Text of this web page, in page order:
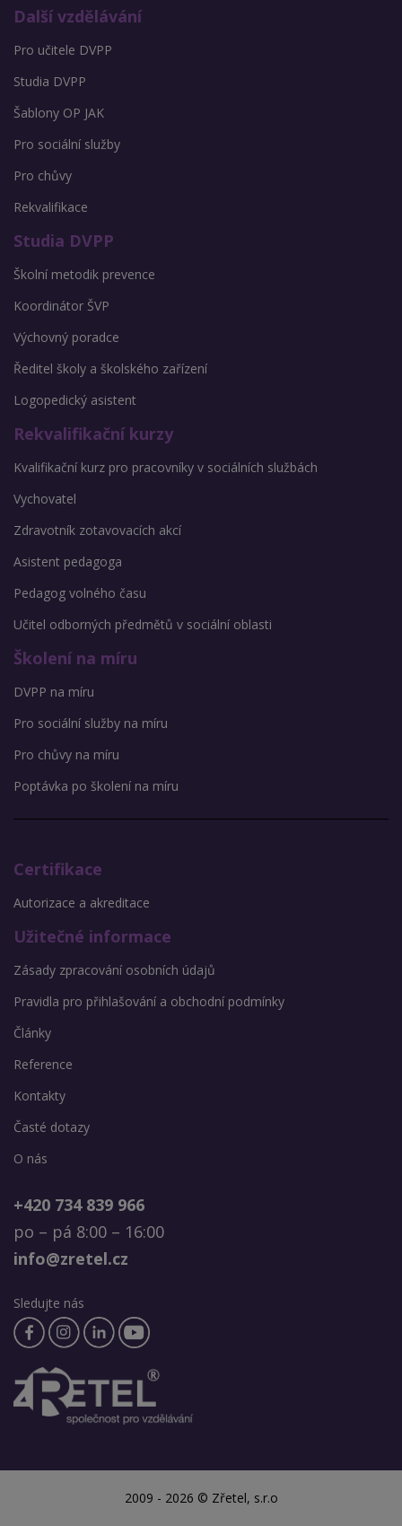
Další vzdělávání
Pro učitele DVPP
Studia DVPP
Šablony OP JAK
Pro sociální služby
Pro chůvy
Rekvalifikace
Studia DVPP
Školní metodik prevence
Koordinátor ŠVP
Výchovný poradce
Ředitel školy a školského zařízení
Logopedický asistent
Rekvalifikační kurzy
Kvalifikační kurz pro pracovníky v sociálních službách
Vychovatel
Zdravotník zotavovacích akcí
Asistent pedagoga
Pedagog volného času
Učitel odborných předmětů v sociální oblasti
Školení na míru
DVPP na míru
Pro sociální služby na míru
Pro chůvy na míru
Poptávka po školení na míru
Certifikace
Autorizace a akreditace
Užitečné informace
Zásady zpracování osobních údajů
Pravidla pro přihlašování a obchodní podmínky
Články
Reference
Kontakty
Časté dotazy
O nás
+420 734 839 966
po – pá 8:00 – 16:00
info@zretel.cz
Sledujte nás
2009 - 2026 © Zřetel, s.r.o